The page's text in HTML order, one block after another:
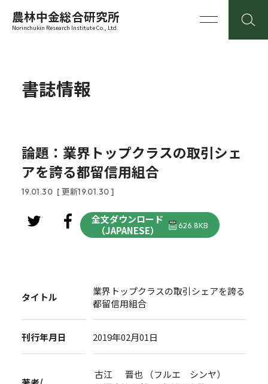
農林中金総合研究所
Norinchukin Research Institute Co., Ltd.
書誌情報
論題：業界トップクラスの取引シェ
アを誇る都留信用組合
19.01.30 [ 更新19.01.30 ]
全文ダウンロード
（JAPANESE）
626.8KB
タイトル
業界トップクラスの取引シェアを誇る
都留信用組合
刊行年月日 2019年02月01日
古江 晋也 （フルエ シンヤ）